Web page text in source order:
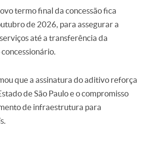
termo final da concessão fica
de 2026, para assegurar a
até a transferência da
que a assinatura do aditivo reforça
de São Paulo e o compromisso
de infraestrutura para